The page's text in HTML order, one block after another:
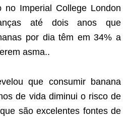
no Imperial College London
até dois anos que
por dia têm em 34% a
asma..
que consumir banana
de vida diminui o risco de
são excelentes fontes de